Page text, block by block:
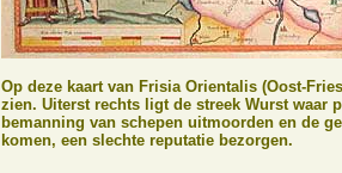
Op deze kaart van Frisia Orientalis (Oost-
zien. Uiterst rechts ligt de streek Wurst waar
bemanning van schepen uitmoorden en de
komen, een slechte reputatie bezorgen.